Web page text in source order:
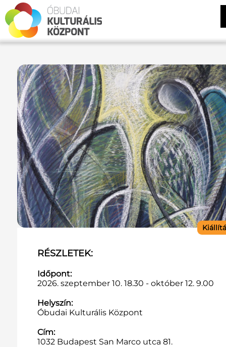
RÉSZLETEK:
Időpont:
2026. szeptember 10. 18.30 - október 12. 9.00
Helyszín:
Óbudai Kulturális Központ
Cím:
1032 Budapest San Marco utca 81.